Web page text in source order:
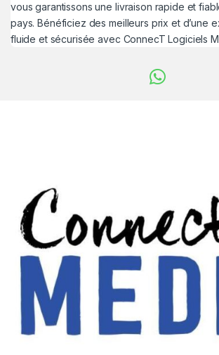
vous garantissons une livraison rapide et
pays. Bénéficiez des meilleurs prix et d’une
fluide et sécurisée avec ConnecT Logiciels